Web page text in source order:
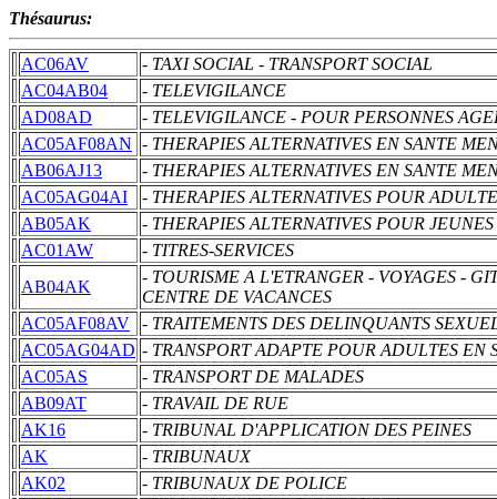
Thésaurus:
AC06AV
- TAXI SOCIAL - TRANSPORT SOCIAL
AC04AB04
- TELEVIGILANCE
AD08AD
- TELEVIGILANCE - POUR PERSONNES
AC05AF08AN - THERAPIES ALTERNATIVES EN SANTE
AB06AJ13
- THERAPIES ALTERNATIVES EN SANTE
AC05AG04AI
- THERAPIES ALTERNATIVES POUR
AB05AK
- THERAPIES ALTERNATIVES POUR
AC01AW
- TITRES-SERVICES
AB04AK
- TOURISME A L'ETRANGER - VOYAGES -
CENTRE DE VACANCES
AC05AF08AV
- TRAITEMENTS DES DELINQUANTS
AC05AG04AD - TRANSPORT ADAPTE POUR ADULTES
AC05AS
- TRANSPORT DE MALADES
AB09AT
- TRAVAIL DE RUE
AK16
- TRIBUNAL D'APPLICATION DES PEINES
AK
- TRIBUNAUX
AK02
- TRIBUNAUX DE POLICE